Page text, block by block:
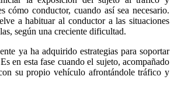
cómo conductor, cuando así sea necesario.
a habituar al conductor a las situaciones
según una creciente dificultad.
ya ha adquirido estrategias para soportar
en esta fase cuando el sujeto, acompañado
su propio vehículo afrontándole tráfico y